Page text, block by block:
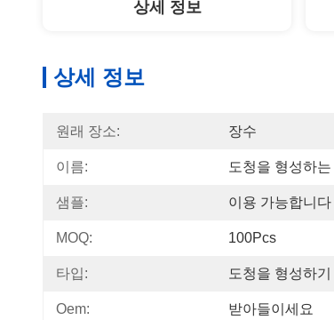
상세 정보
상세 정보
원래 장소: 장수
이름: 도청을 형성하
샘플: 이용 가능합니다
MOQ: 100Pcs
타입: 도청을 형성하기
Oem: 받아들이세요